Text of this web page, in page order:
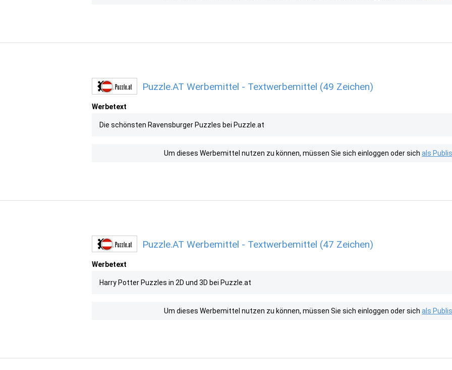
Puzzle.AT Werbemittel - Textwerbemittel (49 Zeichen)
Werbetext
Die schönsten Ravensburger Puzzles bei Puzzle.at
Um dieses Werbemittel nutzen zu können, müssen Sie sich einloggen oder sich als
Puzzle.AT Werbemittel - Textwerbemittel (47 Zeichen)
Werbetext
Harry Potter Puzzles in 2D und 3D bei Puzzle.at
Um dieses Werbemittel nutzen zu können, müssen Sie sich einloggen oder sich als